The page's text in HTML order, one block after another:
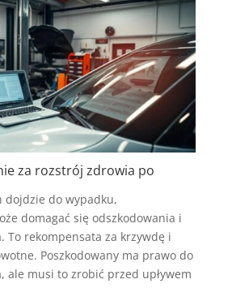
za rozstrój zdrowia po
dojdzie do wypadku,
domagać się odszkodowania i
To rekompensata za krzywdę i
Poszkodowany ma prawo do
ale musi to zrobić przed upływem